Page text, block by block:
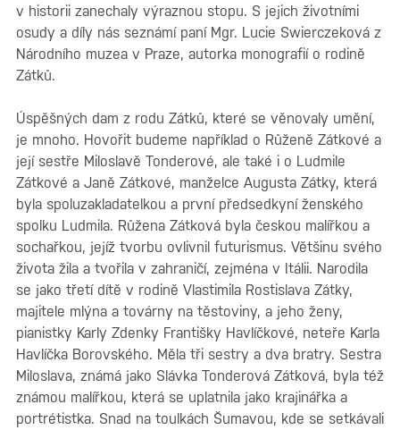
v historii zanechaly výraznou stopu. S jejich životními
osudy a díly nás seznámí paní Mgr. Lucie Swierczeková z
Národního muzea v Praze, autorka monografií o rodině
Zátků.
Úspěšných dam z rodu Zátků, které se věnovaly umění,
je mnoho. Hovořit budeme například o Růženě Zátkové a
její sestře Miloslavě Tonderové, ale také i o Ludmile
Zátkové a Janě Zátkové, manželce Augusta Zátky, která
byla spoluzakladatelkou a první předsedkyní ženského
spolku Ludmila. Růžena Zátková byla českou malířkou a
sochařkou, jejíž tvorbu ovlivnil futurismus. Většinu svého
života žila a tvořila v zahraničí, zejména v Itálii. Narodila
se jako třetí dítě v rodině Vlastimila Rostislava Zátky,
majitele mlýna a továrny na těstoviny, a jeho ženy,
pianistky Karly Zdenky Františky Havlíčkové, neteře Karla
Havlíčka Borovského. Měla tři sestry a dva bratry. Sestra
Miloslava, známá jako Slávka Tonderová Zátková, byla též
známou malířkou, která se uplatnila jako krajinářka a
portrétistka. Snad na toulkách Šumavou, kde se setkávali